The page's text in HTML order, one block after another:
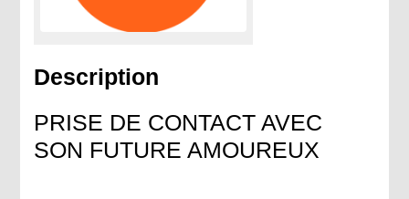
Description
PRISE DE CONTACT AVEC
SON FUTURE AMOUREUX